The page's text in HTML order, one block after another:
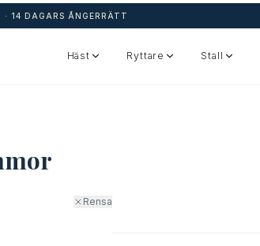
14 DAGARS ÅNGERRÄTT
Häst Ryttare Stall
Rensa